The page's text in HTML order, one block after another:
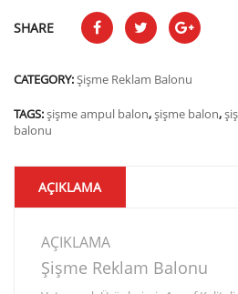
SHARE
CATEGORY:Şişme Reklam Balonu
TAGS:şişme ampul balon,şişme balon,
balonu
AÇIKLAMA
AÇIKLAMA
Şişme Reklam Balonu